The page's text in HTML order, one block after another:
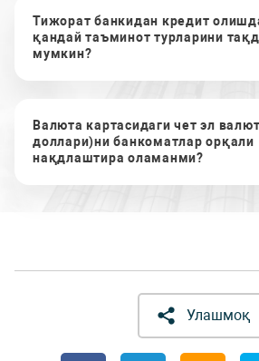
Тижорат банкидан кредит
қандай таъминот турларини
мумкин?
Валюта картасидаги чет эл
доллари)ни банкоматлар орқали
нақдлаштира оламанми?
Улашмоқ